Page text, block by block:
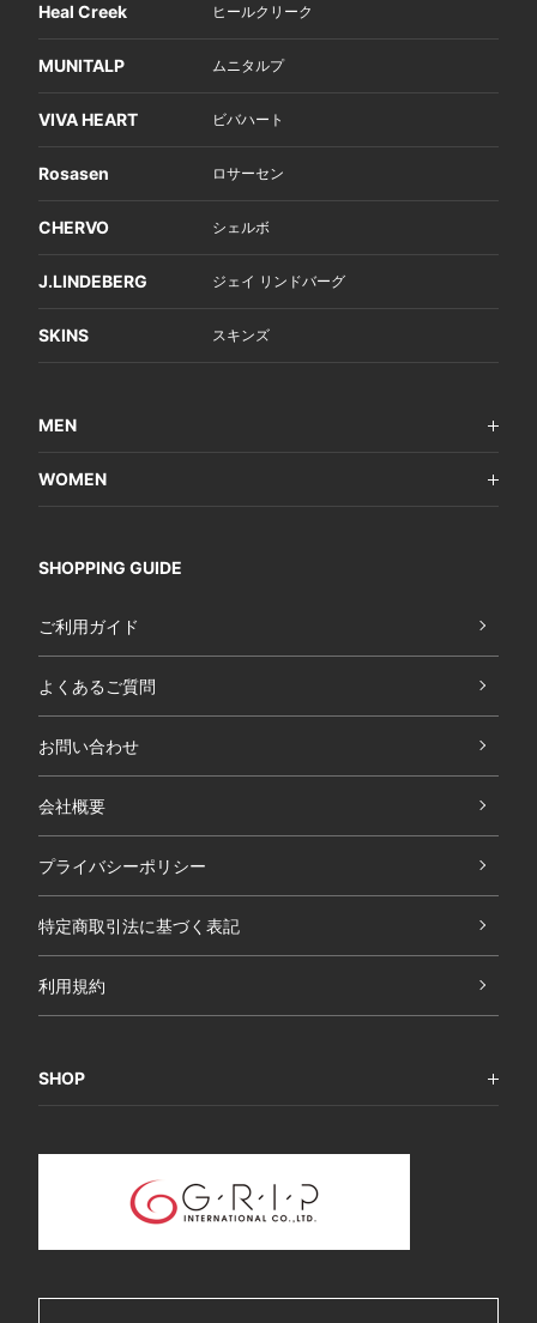
Heal Creek ヒールクリーク
MUNITALP ムニタルプ
VIVA HEART ビバハート
Rosasen ロサーセン
CHERVO シェルボ
J.LINDEBERG ジェイ リンドバーグ
SKINS スキンズ
MEN
WOMEN
SHOPPING GUIDE
ご利用ガイド
よくあるご質問
お問い合わせ
会社概要
プライバシーポリシー
特定商取引法に基づく表記
利用規約
SHOP